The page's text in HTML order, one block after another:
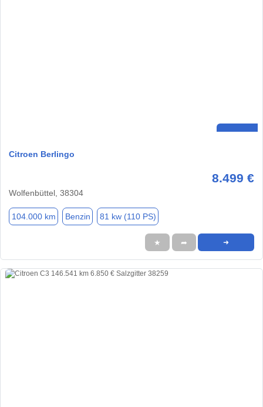
Citroen Berlingo
8.499 €
Wolfenbüttel, 38304
104.000 km Benzin 81 kw (110 PS)
★ ➦ ➜